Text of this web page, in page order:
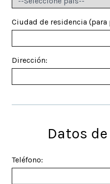
Ciudad de residencia
Dirección:
Datos
Teléfono: